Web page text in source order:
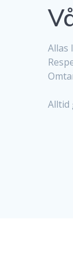
Allas
Alltid